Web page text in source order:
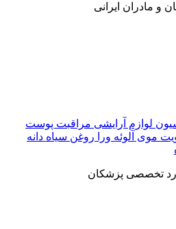
و مادران ایرانی
لوازم آرایشی مراقبت پوست
موی آلوئه‌ ورا روغن سیاه دانه
تخصصی پزشکان